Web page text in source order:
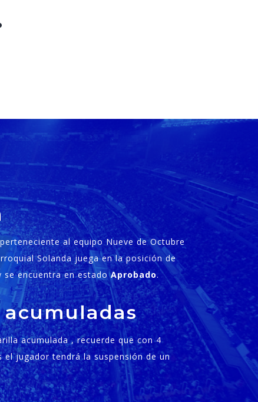
al equipo Nueve de Octubre
Solanda juega en la posición de
se encuentra en estadoAprobado.
acumulada , recuerde que con 4
jugador tendrá la suspensión de un